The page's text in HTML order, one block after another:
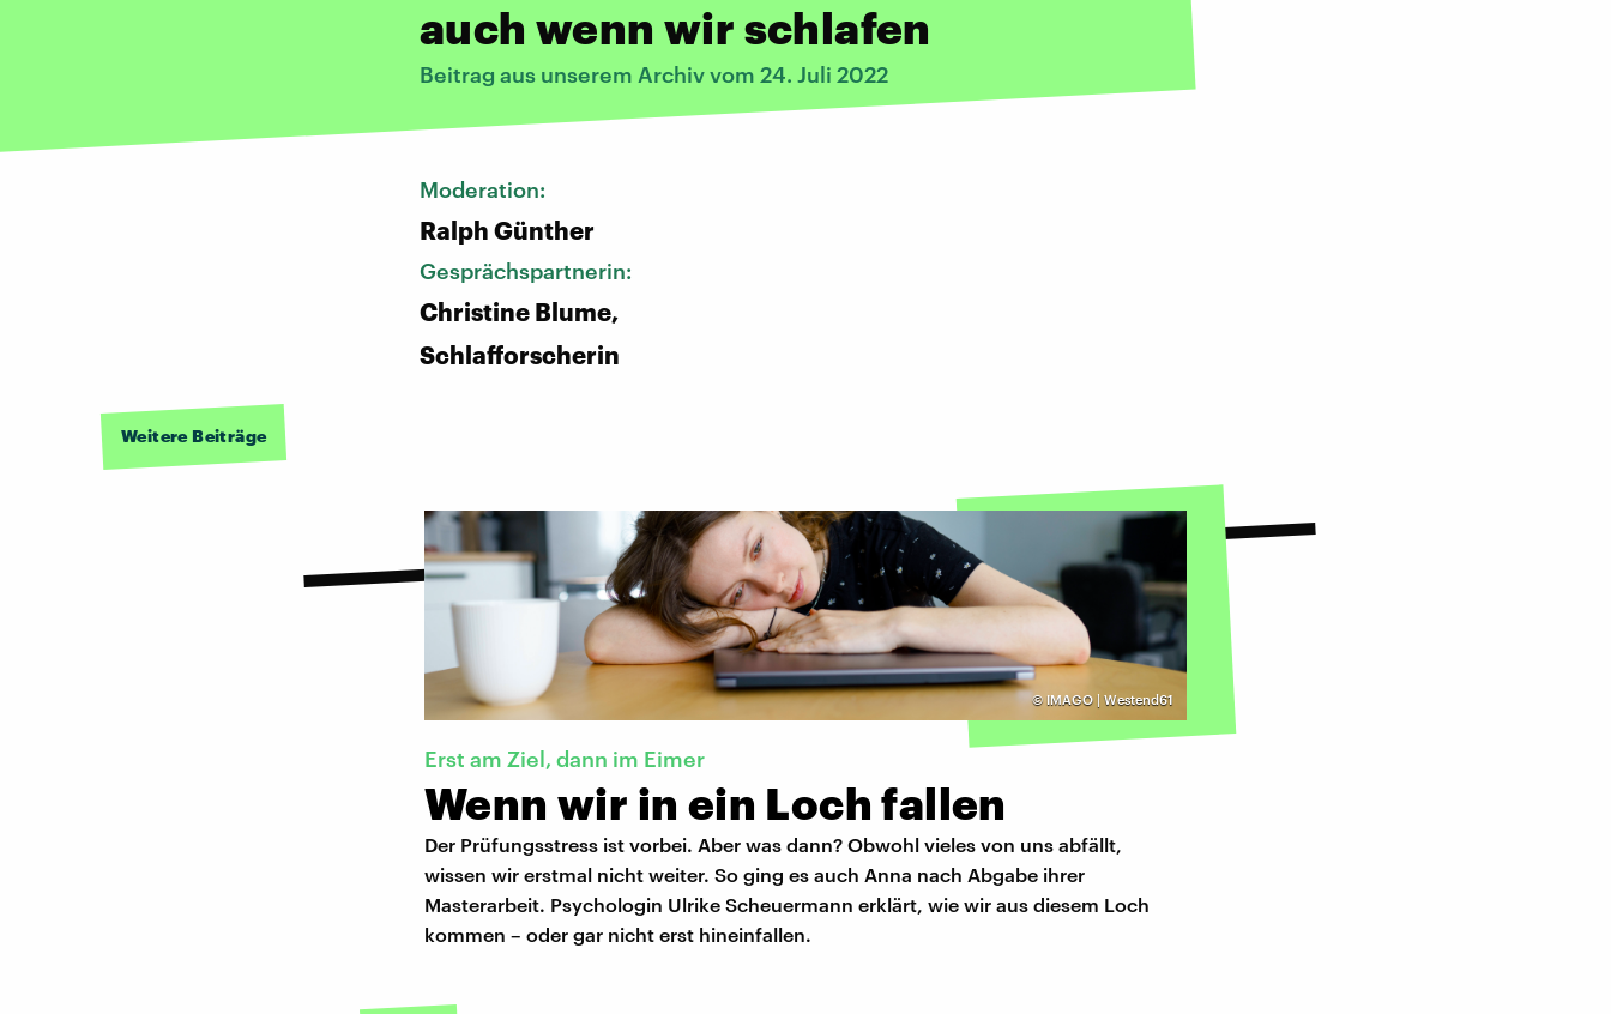
auch wenn wir schlafen
Beitrag aus unserem Archiv vom 24. Juli 2022
Moderation:
Ralph Günther
Gesprächspartnerin:
Christine Blume,
Schlafforscherin
Weitere Beiträge
© IMAGO | Westend61
Erst am Ziel, dann im Eimer
Wenn wir in ein Loch fallen
Der Prüfungsstress ist vorbei. Aber was dann? Obwohl vieles von uns abfällt,
wissen wir erstmal nicht weiter. So ging es auch Anna nach Abgabe ihrer
Masterarbeit. Psychologin Ulrike Scheuermann erklärt, wie wir aus diesem Loch
kommen – oder gar nicht erst hineinfallen.